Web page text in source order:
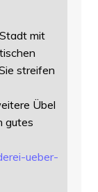
mit
streifen
Übel
gutes
-ueber-